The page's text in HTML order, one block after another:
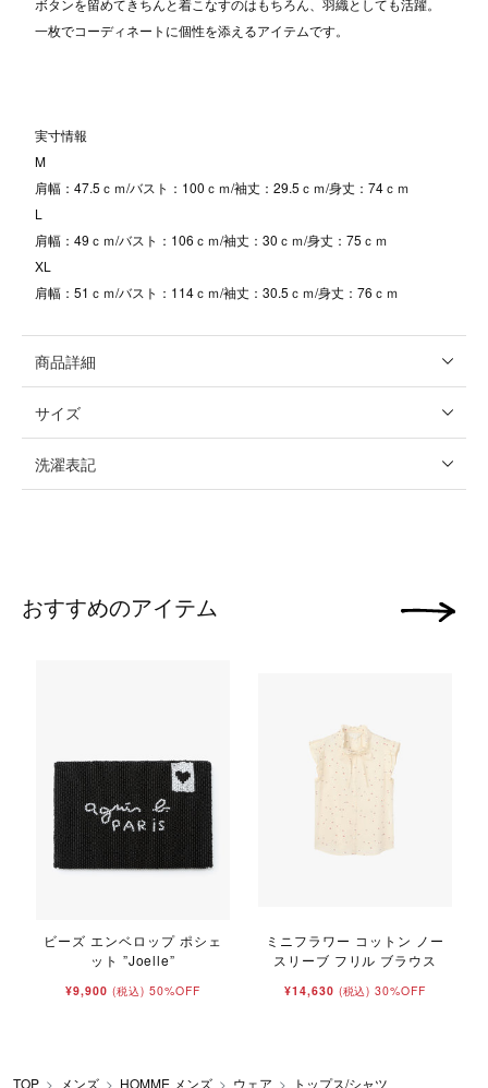
ボタンを留めてきちんと着こなすのはもちろん、羽織としても活躍。
一枚でコーディネートに個性を添えるアイテムです。
実寸情報
M
肩幅：47.5ｃｍ/バスト：100ｃｍ/袖丈：29.5ｃｍ/身丈：74ｃｍ
L
肩幅：49ｃｍ/バスト：106ｃｍ/袖丈：30ｃｍ/身丈：75ｃｍ
XL
肩幅：51ｃｍ/バスト：114ｃｍ/袖丈：30.5ｃｍ/身丈：76ｃｍ
商品詳細
サイズ
洗濯表記
おすすめのアイテム
ビーズ エンベロップ ポシェ
ット ”Joelle”
¥9,900 (税込) 50%OFF
ミニフラワー コットン ノー
スリーブ フリル ブラウス
¥14,630 (税込) 30%OFF
次の画像
TOP メンズ HOMME メンズ ウェア
トップス/シャツ